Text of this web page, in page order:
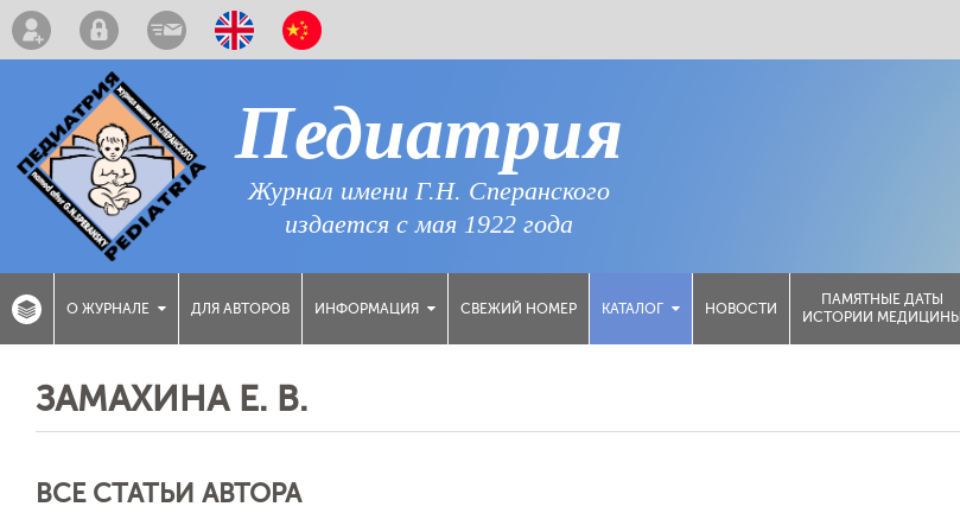
Педиатрия
Журнал имени Г.Н. Сперанского
издается с мая 1922 года
О ЖУРНАЛЕ ДЛЯ АВТОРОВ ИНФОРМАЦИЯ СВЕЖИЙ НОМЕР КАТАЛОГ НОВОСТИ
ПАМЯТНЫЕ ДАТЫ
ИСТОРИИ МЕДИЦИНЫ
ЗАМАХИНА Е. В.
ВСЕ СТАТЬИ АВТОРА